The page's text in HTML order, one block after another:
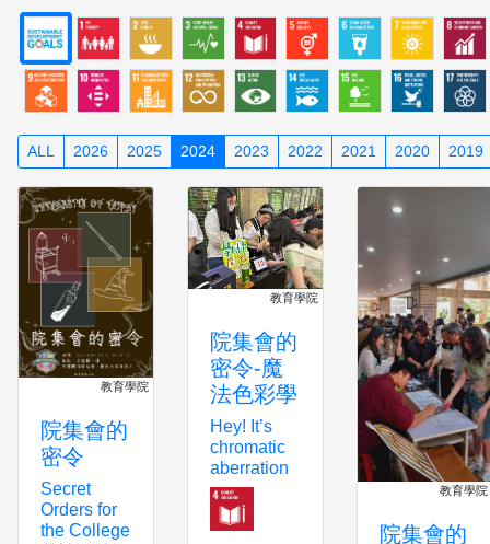
ALL 2026 2025 2024 2023 2022 2021 2020 2019
教育學院
院集會的
密令
Secret
Orders for
the College
教育學院
院集會的
密令-魔
法色彩學
Hey! It’s
chromatic
aberration
教育學院
院集會的